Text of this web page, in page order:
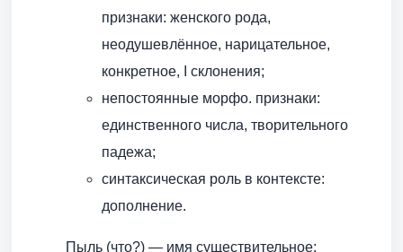
признаки: женского рода,
неодушевлённое, нарицательное,
конкретное, I склонения;
непостоянные морфо. признаки:
единственного числа, творительного
падежа;
синтаксическая роль в контексте:
дополнение.
Пыль (что?) — имя существительное;